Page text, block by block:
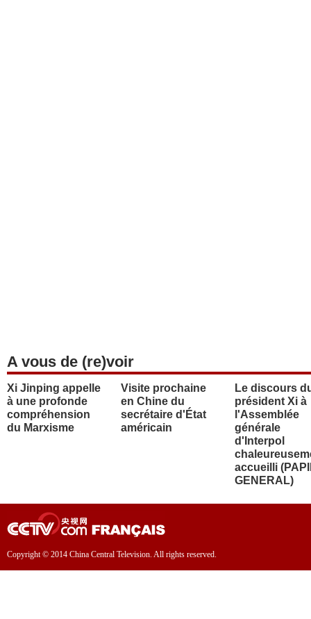
A vous de (re)voir
Xi Jinping appelle
à une profonde
compréhension
du Marxisme
Visite prochaine
en Chine du
secrétaire d'État
américain
Le discours
président Xi à
l'Assemblée
générale
d'Interpol
accueilli
GENERAL)
Copyright © 2014 China Central Television. All rights reserved.